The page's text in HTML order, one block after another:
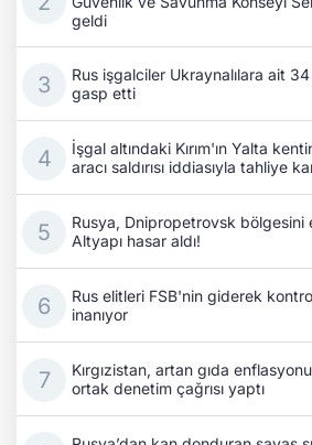
geldi
Rus işgalciler Ukraynalılara ait
gasp etti
İşgal altındaki Kırım'ın Yalta
aracı saldırısı iddiasıyla tahliye
Rusya, Dnipropetrovsk
Altyapı hasar aldı!
Rus elitleri FSB'nin giderek
inanıyor
Kırgızistan, artan gıda
ortak denetim çağrısı yaptı